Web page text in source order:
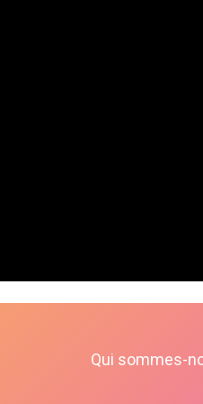
Qui sommes-